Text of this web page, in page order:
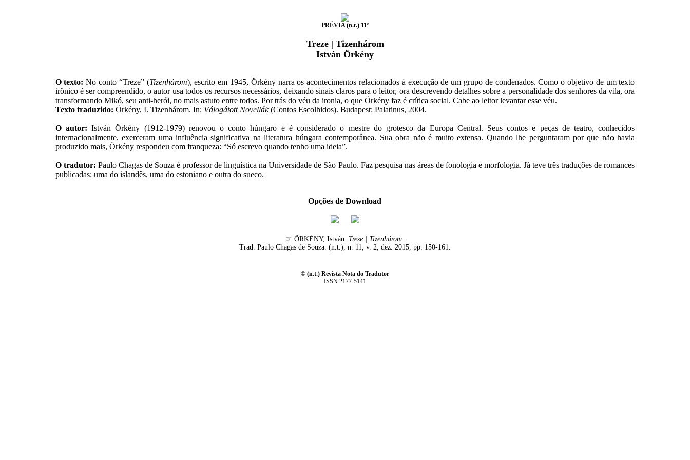
PRÉVIA (n.t.) 11º
Treze | Tizenhárom
István Örkény
O texto: No conto “Treze” (Tizenhárom), escrito em 1945, Örkény narra os acontecimentos relacionados à execução de um grupo de condenados. Como o objetivo de um texto
irônico é ser compreendido, o autor usa todos os recursos necessários, deixando sinais claros para o leitor, ora descrevendo detalhes sobre a personalidade dos senhores da vila, ora
transformando Mikó, seu anti-herói, no mais astuto entre todos. Por trás do véu da ironia, o que Örkény faz é crítica social. Cabe ao leitor levantar esse véu.
Texto traduzido: Örkény, I. Tizenhárom. In: Válogátott Novellák(Contos Escolhidos). Budapest: Palatinus, 2004.
O autor: István Örkény (1912-1979) renovou o conto húngaro e é considerado o mestre do grotesco da Europa Central. Seus contos e peças de teatro, conhecidos
internacionalmente, exerceram uma influência significativa na literatura húngara contemporânea. Sua obra não é muito extensa. Quando lhe perguntaram por que não havia
produzido mais, Örkény respondeu com franqueza: “Só escrevo quando tenho uma ideia”.
O tradutor: Paulo Chagas de Souza é professor de linguística na Universidade de São Paulo. Faz pesquisa nas áreas de fonologia e morfologia. Já teve três traduções de romances
publicadas: uma do islandês, uma do estoniano e outra do sueco.
Opções de Download
☞ ÖRKÉNY, István. Treze | Tizenhárom.
Trad. Paulo Chagas de Souza. (n.t.), n. 11, v. 2, dez. 2015, pp. 150-161.
© (n.t.) Revista Nota do Tradutor
ISSN 2177-5141